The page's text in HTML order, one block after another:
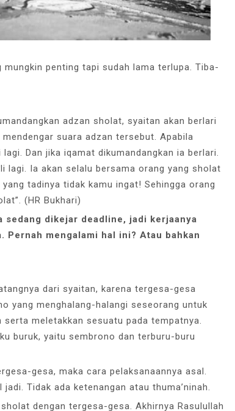
penting tapi sudah lama terlupa. Tiba-
adzan sholat, syaitan akan berlari
suara adzan tersebut. Apabila
Dan jika iqamat dikumandangkan ia berlari.
lagi. Ia akan selalu bersama orang yang sholat
tadinya tidak kamu ingat! Sehingga orang
(HR Bukhari)
sedang dikejar deadline, jadi kerjaanya
Pernah mengalami hal ini? Atau bahkan
dari syaitan, karena tergesa-gesa
yang menghalang-halangi seseorang untuk
meletakkan sesuatu pada tempatnya.
buruk, yaitu sembrono dan terburu-buru
gesa, maka cara pelaksanaannya asal.
Tidak ada ketenangan atau thuma’ninah.
dengan tergesa-gesa. Akhirnya Rasulullah